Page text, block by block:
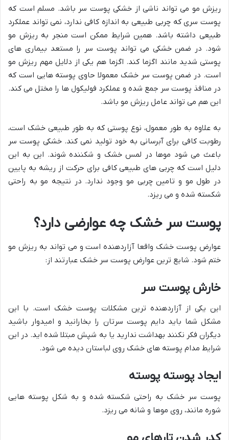
ریزش مو می تواند ناشی از خشکی پوست سر باشد. مسلم است که
پوست سری که چربی طبیعی به اندازه کافی ندارد، نمی تواند عملکرد
طبیعی داشته باشد. همین شرایط ممکن است منجر به ریزش مو
شود. در ضمن خشکی می تواند پوست سر را مستعد بیماری های
پوستی شدید مانند اگزما کند. اگزما هم یکی از دلایل مهم ریزش مو
است. در ضمن پوست سر خشک معمولا حاوی پوسته هایی است که
در منافذ پوست سر جمع شده و عملکرد فولیکول ها را مختل می کند.
این هم می تواند عامل ریزش مو باشد.
به علاوه به طور معمول، نوع پوستی که به طور طبیعی خشک است،
رطوبت کافی برای آبرسانی به خود تولید نمی کند. خشکی پوست سر
باعث می شود موها در لمس خشک و شکننده شوند. این به این
دلیل است که چربی های طبیعی کافی برای حرکت از ریشه به پایین
در طول مو و تامین چربی مو وجود ندارد. در نتیجه مو به راحتی
شکسته شده و می ریزد.
پوست سر خشک چه عوارضی دارد؟
عوارض پوست خشک واقعا آزاردهنده است و می تواند به ریزش مو
ختم شود. شایع ترین عوارض پوست سر خشک عبارتند از:
خارش پوست سر
این یکی از آزاردهنده ترین مشکلات پوست خشک است. با این
مشکل شما باید دایم پوست سرتان را بخارانید و امیدوار باشید
دیگران فکر نکنند بهداشت ندارید یا به شپش مبتلا شده اید. در این
شرایط مدام پوسته های خشک روی لباستان دیده می شود.
ایجاد پوسته پوسته
پوست سر خشک به راحتی شکسته شده و به شکل پوسته هایی
شوره مانند، روی موها و شانه می ریزد.